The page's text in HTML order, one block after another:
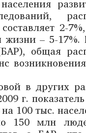
2-
жизни – 5-17%.
общая
в других
г.
100 тыс.
150 млн